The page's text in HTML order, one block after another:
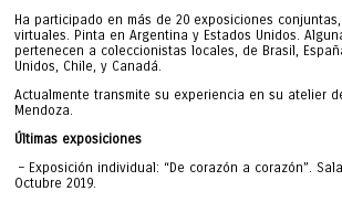
Ha participado en más de 20 exposiciones
virtuales. Pinta en Argentina y Estados Unidos.
pertenecen a coleccionistas locales, de Brasil,
Unidos, Chile, y Canadá.
Actualmente transmite su experiencia en su atelier
Mendoza.
Últimas exposiciones
– Exposición individual: “De corazón a corazón”.
Octubre 2019.